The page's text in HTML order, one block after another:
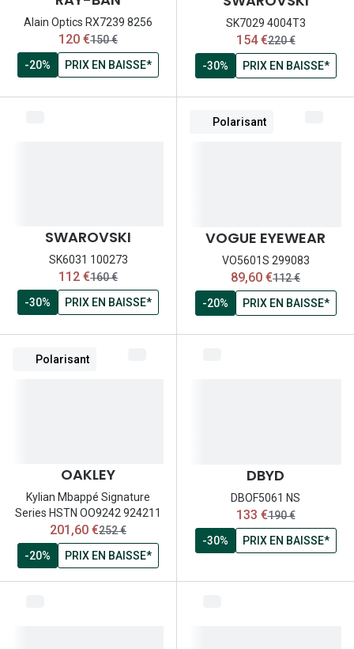
Alain Optics RX7239 8256
maintenant:
120 €ancien prix:
150 €
-20%
PRIX EN BAISSE*
SK7029 4004T3
maintenant:
154 €ancien prix:
220 €
-30%
PRIX EN BAISSE*
SWAROVSKI
SK6031 100273
maintenant:
112 €ancien prix:
160 €
-30%
PRIX EN BAISSE*
Polarisant
VOGUE EYEWEAR
VO5601S 299083
maintenant:
89,60 €ancien prix:
112 €
-20%
PRIX EN BAISSE*
Polarisant
OAKLEY
Kylian Mbappé Signature
Series HSTN OO9242 924211
maintenant:
201,60 €ancien prix:
252 €
-20%
PRIX EN BAISSE*
DBYD
DBOF5061 NS
maintenant:
133 €ancien prix:
190 €
-30%
PRIX EN BAISSE*